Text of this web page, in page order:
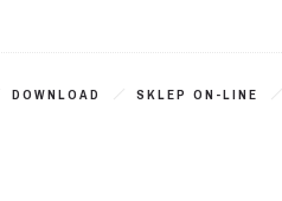
DOWNLOAD SKLEP ON-LINE